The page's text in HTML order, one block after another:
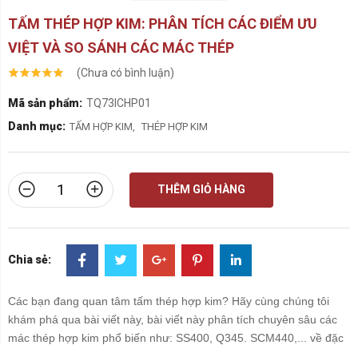
TẤM THÉP HỢP KIM: PHÂN TÍCH CÁC ĐIỂM ƯU
VIỆT VÀ SO SÁNH CÁC MÁC THÉP
(Chưa có bình luận)
Mã sản phẩm: TQ73ICHP01
Danh mục: TẤM HỢP KIM THÉP HỢP KIM
THÊM GIỎ HÀNG
Chia sẻ:
Các bạn đang quan tâm tấm thép hợp kim? Hãy cùng chúng tôi
khám phá qua bài viết này, bài viết này phân tích chuyên sâu các
mác thép hợp kim phổ biến như: SS400, Q345. SCM440,... về đặc